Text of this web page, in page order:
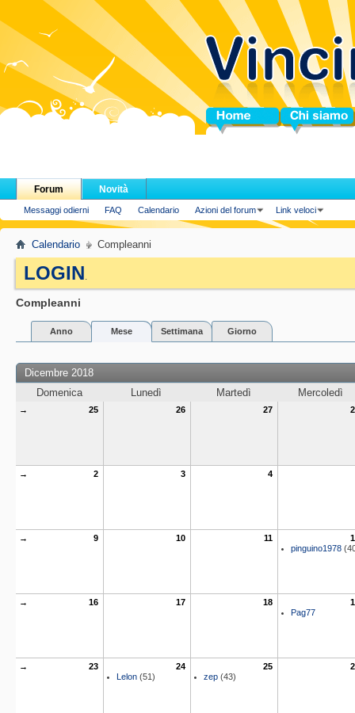
Home Chi siamo
Forum
Messaggi odierni FAQ Calendario Azioni del forum Link veloci
Novità
Calendario Compleanni
LOGIN.
Compleanni
Anno Mese Settimana Giorno
Dicembre 2018
Domenica
Lunedì Martedì Mercoledì
→ 25 26 27
→ 2 3 4
→ 9 10 11
pinguino1978
→ 16 17 18
Pag77
→ 23
24
Lelon (51)
25
zep (43)